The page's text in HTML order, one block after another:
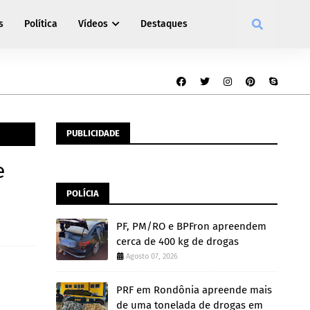
Política Vídeos Destaques
PUBLICIDADE
POLÍCIA
PF, PM/RO e BPFron apreendem
cerca de 400 kg de drogas
Agosto 07, 2026
PRF em Rondônia apreende mais
de uma tonelada de drogas em